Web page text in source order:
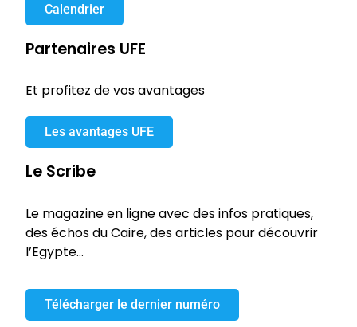
Calendrier
Partenaires UFE
Et profitez de vos avantages
Les avantages UFE
Le Scribe
Le magazine en ligne avec des infos pratiques,
des échos du Caire, des articles pour découvrir
l’Egypte…
Télécharger le dernier numéro